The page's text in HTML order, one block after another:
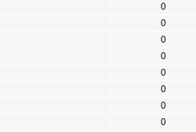
0
0
0
0
0
0
0
0